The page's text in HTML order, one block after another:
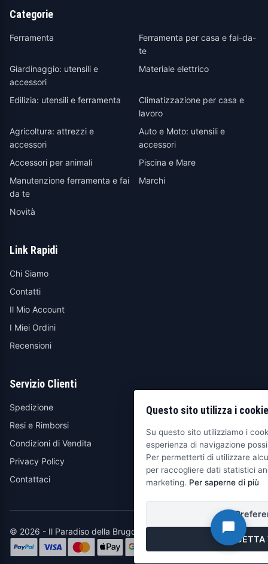
Categorie
Ferramenta
Ferramenta per casa e fai-da-
te
Giardinaggio: utensili e
accessori
Materiale elettrico
Edilizia: utensili e ferramenta
Climatizzazione per casa e
lavoro
Agricoltura: attrezzi e
accessori
Auto e Moto: utensili e
accessori
Accessori per animali
Piscina e Mare
Manutenzione ferramenta e fai
da te
Marchi
Novità
Link Rapidi
Chi Siamo
Contatti
Il Mio Account
I Miei Ordini
Recensioni
Servizio Clienti
Spedizione
Resi e Rimborsi
Condizioni di Vendita
Privacy Policy
Contattaci
© 2026 - Il Paradiso della Brugola
Questo sito utilizza i cookie
Su questo sito utilizziamo i
esperienza di navigazione
Per permetterti di utilizzare
per raccogliere dati statistici
marketing. Per saperne di più